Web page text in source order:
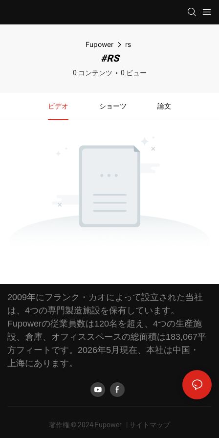
Fupower rs
#RS
0 コンテンツ 0 ビュー
ビデオ ショーツ 論文
2009年にフランク・カオによって設立された当社
は、4つの専門製造施設を保有しています。
Fupowerの従業員数は120名を超え、4つの生産施
設、倉庫、オフィススペースの総面積は183,067平
方フィートです。2026年5月現在、本社は中国・
上海にあります。
著作権 © 2024 Fupower | サイトマップ